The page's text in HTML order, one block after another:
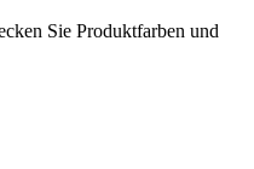
Sie Produktfarben und